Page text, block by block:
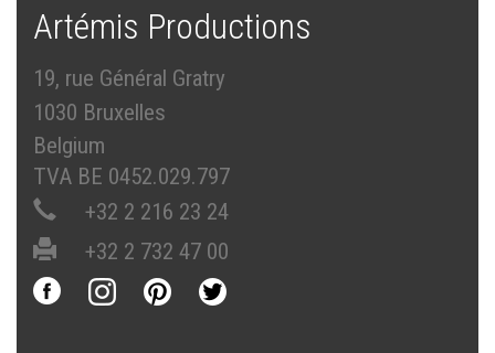
Artémis Productions
19, rue Général Gratry
1030 Bruxelles
Belgium
TVA BE 0452.029.797
+32 2 216 23 24
+32 2 732 47 00